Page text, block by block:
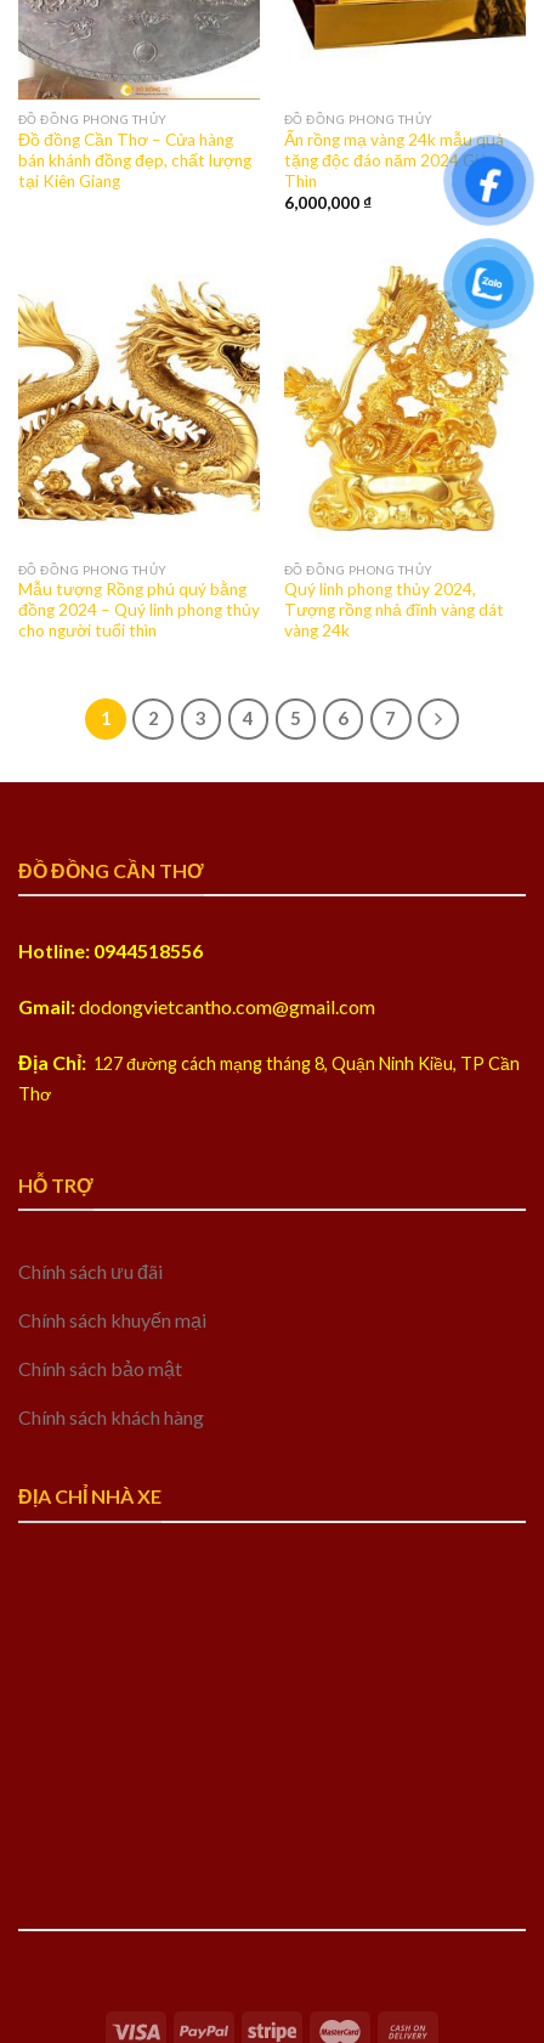
ĐỒ ĐỒNG PHONG THỦY
Đồ đồng Cần Thơ – Cửa hàng
bán khánh đồng đẹp, chất lượng
tại Kiên Giang
ĐỒ ĐỒNG PHONG THỦY
Ấn rồng mạ vàng 24k mẫu quà
tặng độc đáo năm 2024 Giáp
Thìn
6,000,000₫
ĐỒ ĐỒNG PHONG THỦY
Mẫu tượng Rồng phú quý bằng
đồng 2024 – Quý linh phong thủy
cho người tuổi thìn
ĐỒ ĐỒNG PHONG THỦY
Quý linh phong thủy 2024,
Tượng rồng nhả đĩnh vàng dát
vàng 24k
1 2 3 4 5 6 7
ĐỒ ĐỒNG CẦN THƠ
Hotline: 0944518556
Gmail:dodongvietcantho.com@gmail.com
Địa Chỉ: 127 đường cách mạng tháng 8, Quận Ninh Kiều, TP Cần
Thơ
HỖ TRỢ
Chính sách ưu đãi
Chính sách khuyến mại
Chính sách bảo mật
Chính sách khách hàng
ĐỊA CHỈ NHÀ XE